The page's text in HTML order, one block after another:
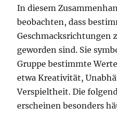
In diesem
beobachten, dass
Geschmacksrichtungen
geworden sind. Sie
Gruppe bestimmte
etwa Kreativität,
Verspieltheit. Die
erscheinen besonders